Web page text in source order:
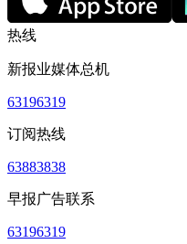
热线
新报业媒体总机
63196319
订阅热线
63883838
早报广告联系
63196319